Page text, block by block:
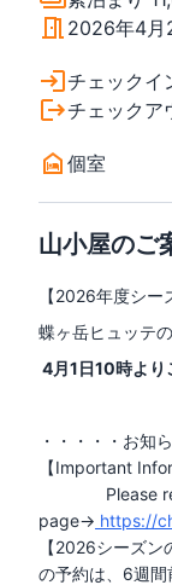
2026年4月
チェックイ
チェックア
個室
山小屋のご
【2026年度シー
蝶ヶ岳ヒュッテ
4月1日10時より
・・・・・お知
【Important
Please
page→ https://
【2026シーズン
の予約は、 6週間